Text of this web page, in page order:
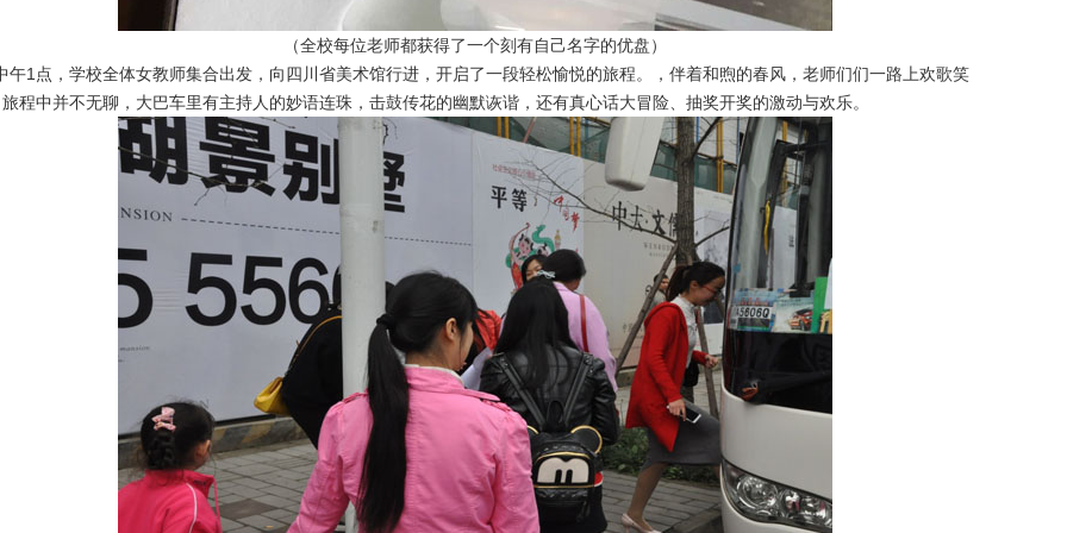
（全校每位老师都获得了一个刻有自己名字的优盘）
点，学校全体女教师集合出发，向四川省美术馆行进，开启了一段轻松愉悦的旅程。，伴着和煦的春风，老师们们一路上欢歌笑
程中并不无聊，大巴车里有主持人的妙语连珠，击鼓传花的幽默诙谐，还有真心话大冒险、抽奖开奖的激动与欢乐。